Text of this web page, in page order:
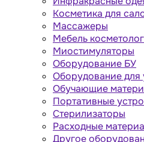
Косметика для
Массажеры
Мебель
Миостимуляторы
Оборудование БУ
Оборудование для
Обучающие
Портативные
Стерилизаторы
Расходные
Другое